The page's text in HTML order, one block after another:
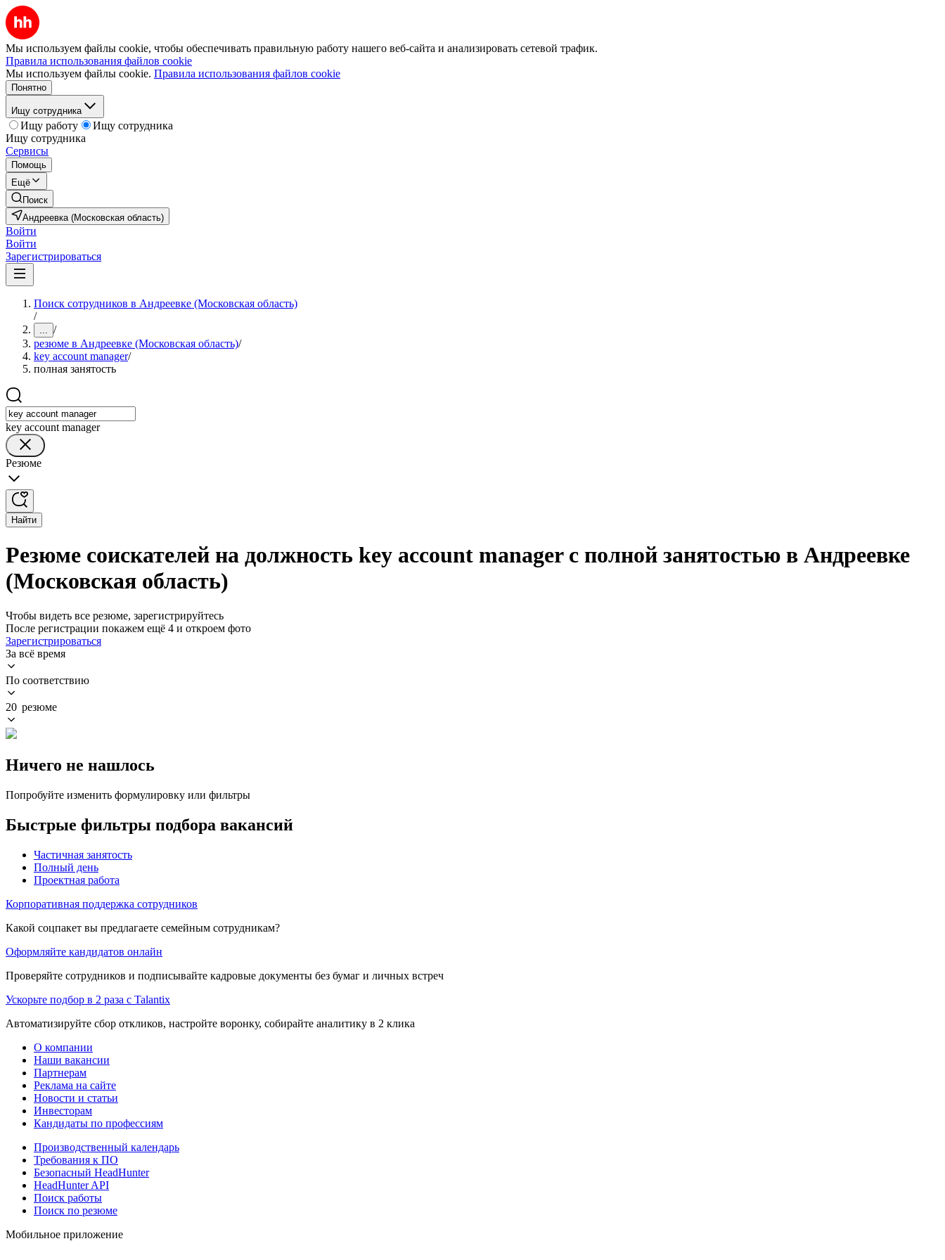
Мы используем файлы cookie, чтобы обеспечивать правильную работу нашего веб-сайта и анализировать сетевой трафик.
Правила использования файлов cookie
Мы используем файлы cookie. Правила использования файлов cookie
Понятно
Ищу сотрудника
Ищу работу
Ищу сотрудника
Ищу сотрудника
Сервисы
Помощь
Ещё
Поиск
Андреевка (Московская область)
Войти
Войти
Зарегистрироваться
Поиск сотрудников в Андреевке (Московская область)
/
... /
резюме в Андреевке (Московская область)/
key account manager/
полная занятость
key account manager
Резюме
Найти
Резюме соискателей на должность key account manager с полной занятостью в Андреевке
(Московская область)
Чтобы видеть все резюме, зарегистрируйтесь
После регистрации покажем ещё 4 и откроем фото
Зарегистрироваться
За всё время
По соответствию
20 резюме
Ничего не нашлось
Попробуйте изменить формулировку или фильтры
Быстрые фильтры подбора вакансий
Частичная занятость
Полный день
Проектная работа
Корпоративная поддержка сотрудников
Какой соцпакет вы предлагаете семейным сотрудникам?
Оформляйте кандидатов онлайн
Проверяйте сотрудников и подписывайте кадровые документы без бумаг и личных встреч
Ускорьте подбор в 2 раза с Talantix
Автоматизируйте сбор откликов, настройте воронку, собирайте аналитику в 2 клика
О компании
Наши вакансии
Партнерам
Реклама на сайте
Новости и статьи
Инвесторам
Кандидаты по профессиям
Производственный календарь
Требования к ПО
Безопасный HeadHunter
HeadHunter API
Поиск работы
Поиск по резюме
Мобильное приложение